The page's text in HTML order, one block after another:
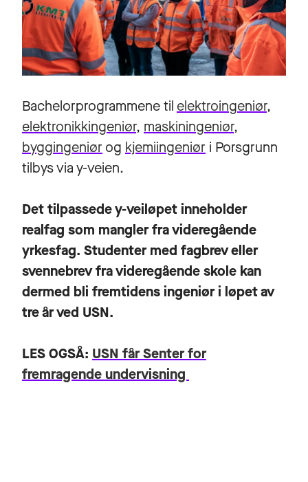
Bachelorprogrammene til elektroingeniør,
elektronikkingeniør, maskiningeniør,
byggingeniør og kjemiingeniør i Porsgrunn
tilbys via y-veien.
Det tilpassede y-veiløpet inneholder
realfag som mangler fra videregående
yrkesfag. Studenter med fagbrev eller
svennebrev fra videregående skole kan
dermed bli fremtidens ingeniør i løpet av
tre år ved USN.
LES OGSÅ: USN får Senter for
fremragende undervisning